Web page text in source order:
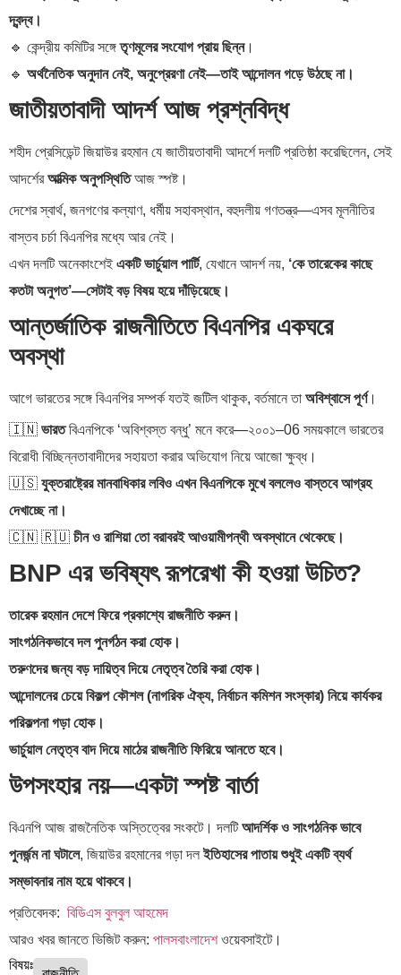
দ্বন্দ্ব।
🔹 কেন্দ্রীয় কমিটির সঙ্গেতৃণমূলের সংযোগ প্রায় ছিন্ন।
🔹 অর্থনৈতিক অনুদান নেই, অনুপ্রেরণা নেই—তাই আন্দোলন গড়ে উঠছে না।
জাতীয়তাবাদী আদর্শ আজ প্রশ্নবিদ্ধ
শহীদ প্রেসিডেন্ট জিয়াউর রহমান যে জাতীয়তাবাদী আদর্শে দলটি প্রতিষ্ঠা করেছিলেন, সেই
আদর্শেরআত্মিক অনুপস্থিতিআজ স্পষ্ট।
দেশের স্বার্থ, জনগণের কল্যাণ, ধর্মীয় সহাবস্থান, বহুদলীয় গণতন্ত্র—এসব মূলনীতির
বাস্তব চর্চা বিএনপির মধ্যে আর নেই।
এখন দলটি অনেকাংশেই একটি ভার্চুয়াল পার্টি, যেখানে আদর্শ নয়, ‘কে তারেকের কাছে
কতটা অনুগত’—সেটাই বড় বিষয় হয়ে দাঁড়িয়েছে।
আন্তর্জাতিক রাজনীতিতে বিএনপির একঘরে
অবস্থা
আগে ভারতের সঙ্গে বিএনপির সম্পর্ক যতই জটিল থাকুক, বর্তমানে তা অবিশ্বাসে পূর্ণ।
🇮🇳 ভারতবিএনপিকে ‘অবিশ্বস্ত বন্ধু’ মনে করে—২০০১–06 সময়কালে ভারতের
বিরোধী বিচ্ছিন্নতাবাদীদের সহায়তা করার অভিযোগ নিয়ে আজো ক্ষুব্ধ।
🇺🇸 যুক্তরাষ্ট্রের মানবাধিকার লবিও এখন বিএনপিকে মুখে বললেও বাস্তবে আগ্রহ
দেখাচ্ছে না।
🇨🇳 🇷🇺 চীন ও রাশিয়া তো বরাবরই আওয়ামীপন্থী অবস্থানে থেকেছে।
BNP এর ভবিষ্যৎ রূপরেখা কী হওয়া উচিত?
তারেক রহমান দেশে ফিরে প্রকাশ্যে রাজনীতি করুন।
সাংগঠনিকভাবে দল পুনর্গঠন করা হোক।
তরুণদের জন্য বড় দায়িত্ব দিয়ে নেতৃত্ব তৈরি করা হোক।
আন্দোলনের চেয়ে বিকল্প কৌশল (নাগরিক ঐক্য, নির্বাচন কমিশন সংস্কার) নিয়ে কার্যকর
পরিকল্পনা গড়া হোক।
ভার্চুয়াল নেতৃত্ব বাদ দিয়ে মাঠের রাজনীতি ফিরিয়ে আনতে হবে।
উপসংহার নয়—একটা স্পষ্ট বার্তা
বিএনপি আজ রাজনৈতিক অস্তিত্বের সংকটে। দলটিআদর্শিক ও সাংগঠনিক ভাবে
পুনর্জন্ম না ঘটালে, জিয়াউর রহমানের গড়া দলইতিহাসের পাতায় শুধুই একটি ব্যর্থ
সম্ভাবনার নাম হয়ে থাকবে।
প্রতিবেদক: বিডিএস বুলবুল আহমেদ
আরও খবর জানতে ভিজিট করুন: পালসবাংলাদেশওয়েবসাইটে।
বিষয়ঃ